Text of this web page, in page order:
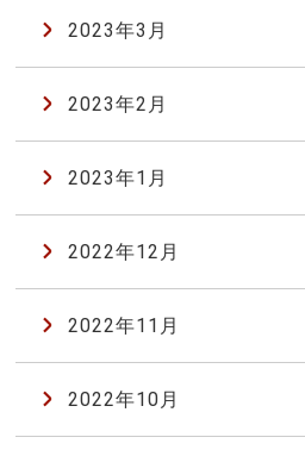
2023年3月
2023年2月
2023年1月
2022年12月
2022年11月
2022年10月